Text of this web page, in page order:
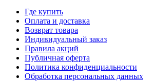
Где купить
Оплата и доставка
Возврат товара
Индивидуальный заказ
Правила акций
Публичная оферта
Политика конфиденциальности
Обработка персональных данных